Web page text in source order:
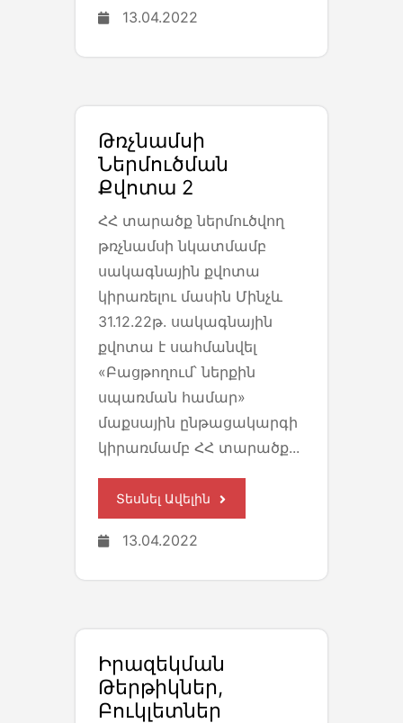
13.04.2022
Թռչնամսի
Ներմուծման
Քվոտա 2
ՀՀ տարածք ներմուծվող
թռչնամսի նկատմամբ
սակագնային քվոտա
կիրառելու մասին Մինչև
31.12.22թ. սակագնային
քվոտա է սահմանվել
«Բացթողում՝ ներքին
սպառման համար»
մաքսային ընթացակարգի
կիրառմամբ ՀՀ տարածք...
Տեսնել Ավելին
13.04.2022
Իրազեկման
Թերթիկներ,
Բուկլետներ